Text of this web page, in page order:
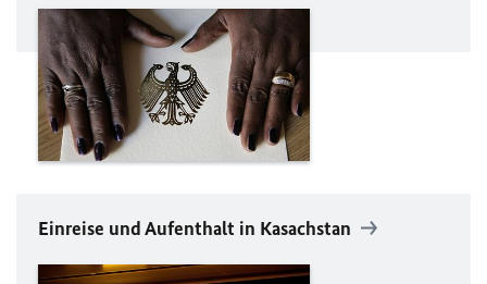
Einreise und Aufenthalt in Kasachstan